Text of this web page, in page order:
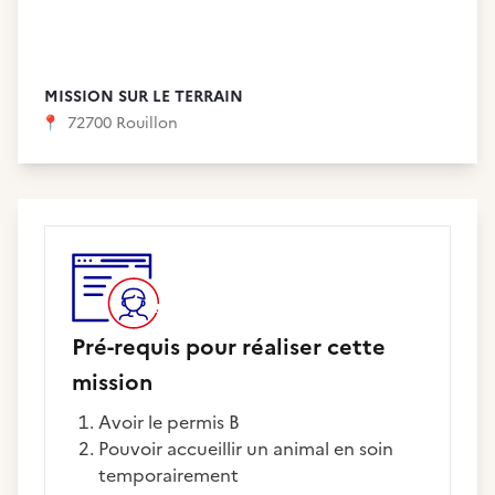
MISSION SUR LE TERRAIN
📍 72700 Rouillon
Pré-requis pour réaliser cette
mission
Avoir le permis B
Pouvoir accueillir un animal en soin
temporairement